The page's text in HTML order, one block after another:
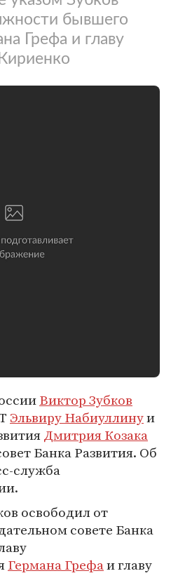
бывшего
Грефа и главу
Виктор Зубков
Эльвиру Набиуллинуи
Дмитрия Козака
Банка Развития. Об
служба
освободил от
совете Банка
Германа Грефаи главу